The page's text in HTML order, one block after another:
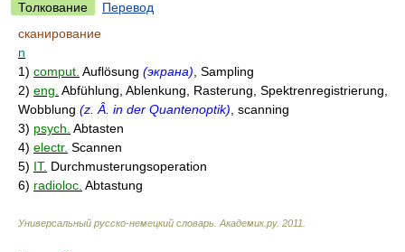
Толкование
Перевод
сканирование
n
1) comput. Auflösung (экрана) , Sampling
2) eng. Abfühlung, Ablenkung, Rasterung, Spektrenregistrierung,
Wobblung (z. Â. in der Quantenoptik) , scanning
3) psych. Abtasten
4) electr. Scannen
5) IT. Durchmusterungsoperation
6) radioloc. Abtastung
Универсальный русско-немецкий словарь Академик.ру. 2011